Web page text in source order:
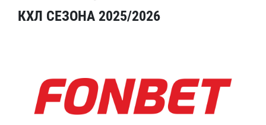
КХЛ СЕЗОНА 2025/2026